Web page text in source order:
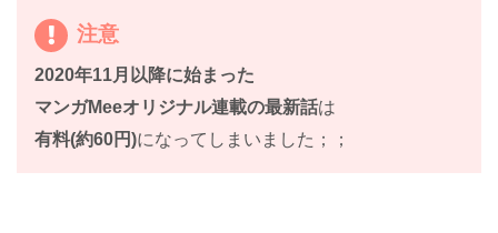
注意
2020年11月以降に始まった
マンガMeeオリジナル連載の最新話は
有料(約60円)になってしまいました；；